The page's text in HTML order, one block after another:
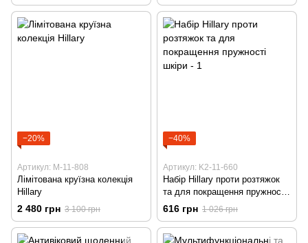
−20%
Артикул: M-11-808
Лімітована круїзна колекція
Hillary
2 480 грн 3 100 грн
−40%
Артикул: K2-11-660
Набір Hillary проти розтяжок
та для покращення пружності
шкіри
616 грн 1 026 грн